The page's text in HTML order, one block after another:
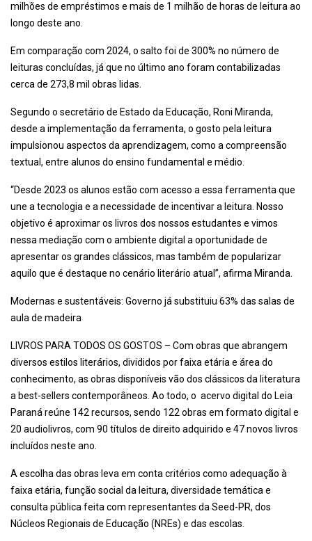
milhões de empréstimos e mais de 1 milhão de horas de leitura ao
longo deste ano.
Em comparação com 2024, o salto foi de 300% no número de
leituras concluídas, já que no último ano foram contabilizadas
cerca de 273,8 mil obras lidas.
Segundo o secretário de Estado da Educação, Roni Miranda,
desde a implementação da ferramenta, o gosto pela leitura
impulsionou aspectos da aprendizagem, como a compreensão
textual, entre alunos do ensino fundamental e médio.
“Desde 2023 os alunos estão com acesso a essa ferramenta que
une a tecnologia e a necessidade de incentivar a leitura. Nosso
objetivo é aproximar os livros dos nossos estudantes e vimos
nessa mediação com o ambiente digital a oportunidade de
apresentar os grandes clássicos, mas também de popularizar
aquilo que é destaque no cenário literário atual”, afirma Miranda.
Modernas e sustentáveis: Governo já substituiu 63% das salas de
aula de madeira
LIVROS PARA TODOS OS GOSTOS – Com obras que abrangem
diversos estilos literários, divididos por faixa etária e área do
conhecimento, as obras disponíveis vão dos clássicos da literatura
a best-sellers contemporâneos. Ao todo, o acervo digital do Leia
Paraná reúne 142 recursos, sendo 122 obras em formato digital e
20 audiolivros, com 90 títulos de direito adquirido e 47 novos livros
incluídos neste ano.
A escolha das obras leva em conta critérios como adequação à
faixa etária, função social da leitura, diversidade temática e
consulta pública feita com representantes da Seed-PR, dos
Núcleos Regionais de Educação (NREs) e das escolas.